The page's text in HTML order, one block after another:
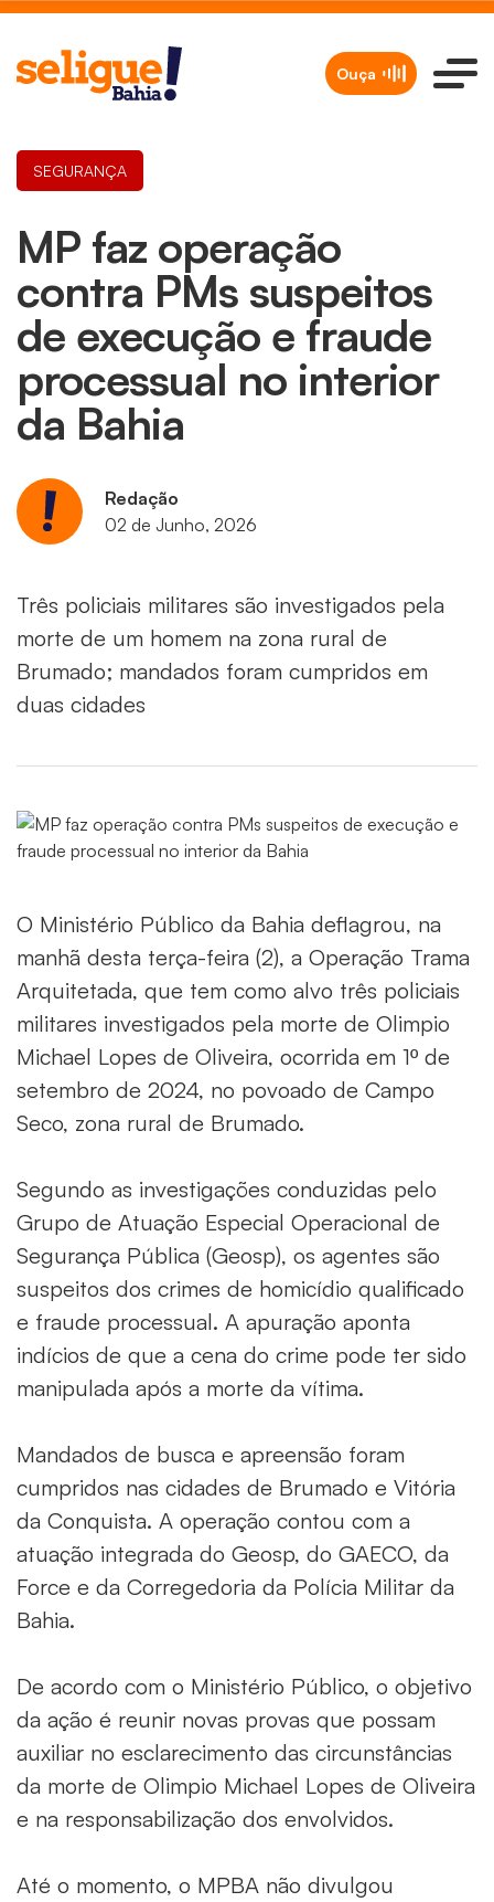
Ouça
MP faz operação
contra PMs suspeitos
de execução e fraude
processual no interior
da Bahia
SEGURANÇA
Redação
02 de Junho, 2026
Três policiais militares são investigados pela
morte de um homem na zona rural de
Brumado; mandados foram cumpridos em
duas cidades
O Ministério Público da Bahia deflagrou, na
manhã desta terça-feira (2), a Operação Trama
Arquitetada, que tem como alvo três policiais
militares investigados pela morte de Olimpio
Michael Lopes de Oliveira, ocorrida em 1º de
setembro de 2024, no povoado de Campo
Seco, zona rural de Brumado.
Segundo as investigações conduzidas pelo
Grupo de Atuação Especial Operacional de
Segurança Pública (Geosp), os agentes são
suspeitos dos crimes de homicídio qualificado
e fraude processual. A apuração aponta
indícios de que a cena do crime pode ter sido
manipulada após a morte da vítima.
Mandados de busca e apreensão foram
cumpridos nas cidades de Brumado e Vitória
da Conquista. A operação contou com a
atuação integrada do Geosp, do GAECO, da
Force e da Corregedoria da Polícia Militar da
Bahia.
De acordo com o Ministério Público, o objetivo
da ação é reunir novas provas que possam
auxiliar no esclarecimento das circunstâncias
da morte de Olimpio Michael Lopes de Oliveira
e na responsabilização dos envolvidos.
Até o momento, o MPBA não divulgou